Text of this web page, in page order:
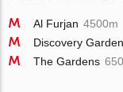
Al Furjan 4500m
Discovery
The Gardens